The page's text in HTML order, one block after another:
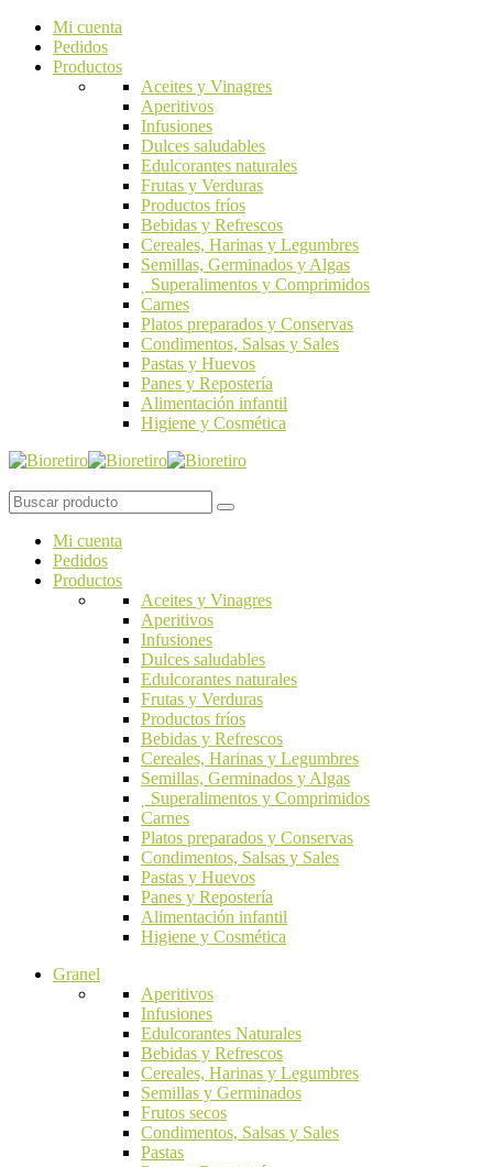
Mi cuenta
Pedidos
Productos
Aceites y Vinagres
Aperitivos
Infusiones
Dulces saludables
Edulcorantes naturales
Frutas y Verduras
Productos fríos
Bebidas y Refrescos
Cereales, Harinas y Legumbres
Semillas, Germinados y Algas
Superalimentos y Comprimidos
Carnes
Platos preparados y Conservas
Condimentos, Salsas y Sales
Pastas y Huevos
Panes y Repostería
Alimentación infantil
Higiene y Cosmética
Mi cuenta
Pedidos
Productos
Aceites y Vinagres
Aperitivos
Infusiones
Dulces saludables
Edulcorantes naturales
Frutas y Verduras
Productos fríos
Bebidas y Refrescos
Cereales, Harinas y Legumbres
Semillas, Germinados y Algas
Superalimentos y Comprimidos
Carnes
Platos preparados y Conservas
Condimentos, Salsas y Sales
Pastas y Huevos
Panes y Repostería
Alimentación infantil
Higiene y Cosmética
Granel
Aperitivos
Infusiones
Edulcorantes Naturales
Bebidas y Refrescos
Cereales, Harinas y Legumbres
Semillas y Germinados
Frutos secos
Condimentos, Salsas y Sales
Pastas